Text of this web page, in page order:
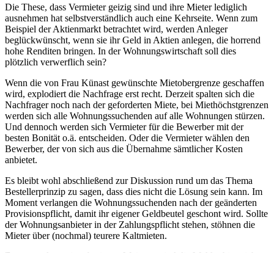
Die These, dass Vermieter geizig sind und ihre Mieter lediglich
ausnehmen hat selbstverständlich auch eine Kehrseite. Wenn zum
Beispiel der Aktienmarkt betrachtet wird, werden Anleger
beglückwünscht, wenn sie ihr Geld in Aktien anlegen, die horrend
hohe Renditen bringen. In der Wohnungswirtschaft soll dies
plötzlich verwerflich sein?
Wenn die von Frau Künast gewünschte Mietobergrenze geschaffen
wird, explodiert die Nachfrage erst recht. Derzeit spalten sich die
Nachfrager noch nach der geforderten Miete, bei Miethöchstgrenzen
werden sich alle Wohnungssuchenden auf alle Wohnungen stürzen.
Und dennoch werden sich Vermieter für die Bewerber mit der
besten Bonität o.ä. entscheiden. Oder die Vermieter wählen den
Bewerber, der von sich aus die Übernahme sämtlicher Kosten
anbietet.
Es bleibt wohl abschließend zur Diskussion rund um das Thema
Bestellerprinzip zu sagen, dass dies nicht die Lösung sein kann. Im
Moment verlangen die Wohnungssuchenden nach der geänderten
Provisionspflicht, damit ihr eigener Geldbeutel geschont wird. Sollte
der Wohnungsanbieter in der Zahlungspflicht stehen, stöhnen die
Mieter über (nochmal) teurere Kaltmieten.